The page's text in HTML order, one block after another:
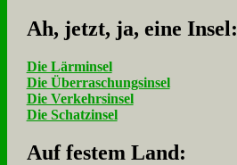
Ah, jetzt, ja, ei­ne In­sel:
Die Lärminsel
Die Überraschungsinsel
Die Verkehrsinsel
Die Schatzinsel
Auf fe­stem Land: